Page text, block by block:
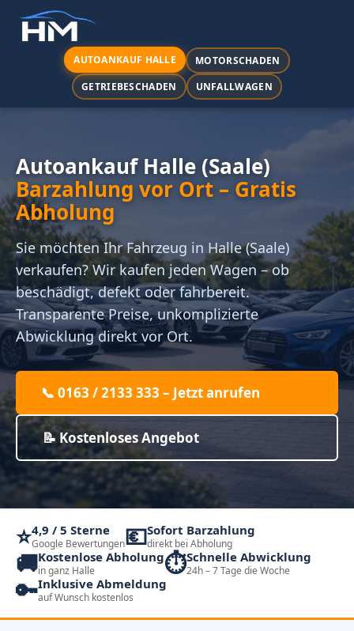
AUTOANKAUF HALLE
MOTORSCHADEN
GETRIEBESCHADEN
UNFALLWAGEN
Autoankauf Halle (Saale)
Barzahlung vor Ort – Gratis
Abholung
Sie möchten Ihr Fahrzeug in Halle (Saale)
verkaufen? Wir kaufen jeden Wagen – ob
beschädigt, defekt oder fahrbereit.
Transparente Preise, unkomplizierte
Abwicklung direkt vor Ort.
📞 0163 / 2133 333 – Jetzt anrufen
📝 Kostenloses Angebot
⭐4,9 / 5 Sterne
Google Bewertungen💶Sofort Barzahlung
direkt bei Abholung
🚚Kostenlose Abholung
in ganz Halle ⏱️Schnelle Abwicklung
24h – 7 Tage die Woche
🔑Inklusive Abmeldung
auf Wunsch kostenlos